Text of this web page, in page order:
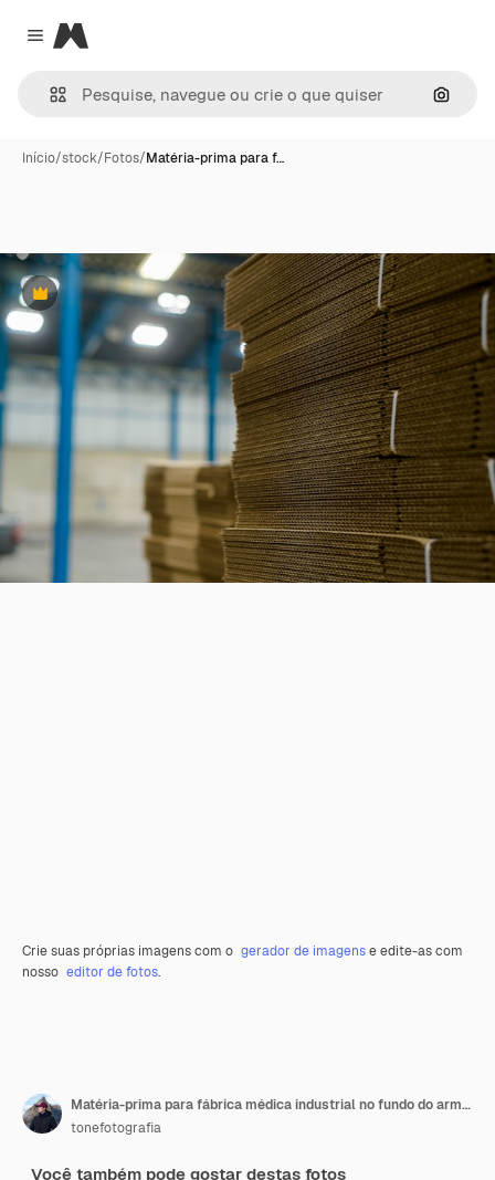
Close menu
Magnific
Início/stock/Fotos/Matéria-prima para f…
Premium
Crie suas próprias imagens com o gerador de imagense edite-as com
nosso editor de fotos.
Matéria-prima para fábrica médica industrial no fundo do armazém
tonefotografia
Você também pode gostar destas fotos